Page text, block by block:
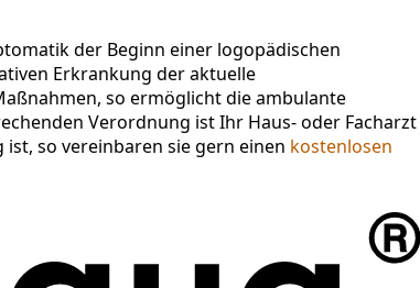
der Beginn einer logopädischen
Erkrankung der aktuelle
so ermöglicht die ambulante
Verordnung ist Ihr Haus- oder Facharzt
so vereinbaren sie gern einen kostenlosen